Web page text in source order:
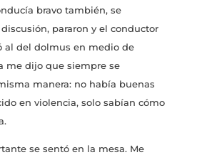
bravo también, se
pararon y el conductor
al del dolmus en medio de
me dijo que siempre se
manera: no había buenas
en violencia, solo sabían cómo
se sentó en la mesa. Me